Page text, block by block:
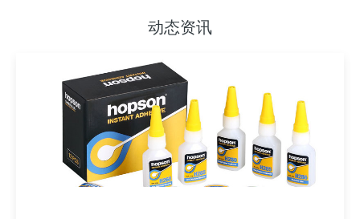
动态资讯